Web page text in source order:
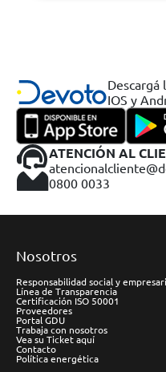
Descargá
IOS y
ATENCIÓN AL
0800 0033
Nosotros
Responsabilidad social y
Línea de Transparencia
Certificación ISO 50001
Proveedores
Portal GDU
Trabaja con nosotros
Vea su Ticket aquí
Contacto
Política energética